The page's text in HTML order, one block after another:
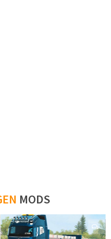
MODS
0